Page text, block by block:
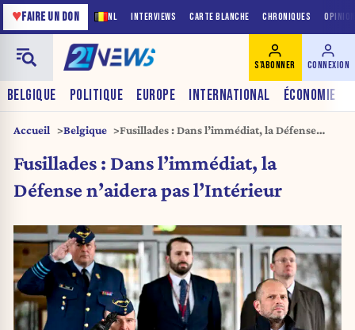
NL INTERVIEWS CARTE BLANCHE CHRONIQUES
♥FAIRE UN DON
BELGIQUE POLITIQUE EUROPE INTERNATIONAL ÉCONOMIE
S'ABONNER CONNEXION
Accueil Belgique
Fusillades : Dans l’immédiat, la Défense
Fusillades : Dans l’immédiat, la
Défense n’aidera pas l’Intérieur